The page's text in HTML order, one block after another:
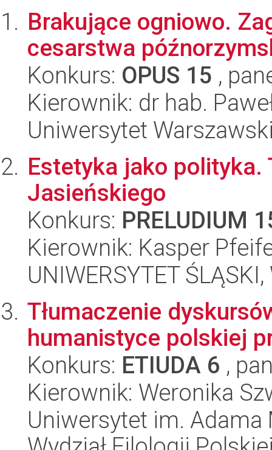
Brakujące ogniowo.
cesarstwa
Konkurs: OPUS 15 ,
Kierownik: dr hab.
Uniwersytet
Estetyka jako polityka.
Jasieńskiego
Konkurs: PRELUDIUM
Kierownik: Kasper
UNIWERSYTET
Tłumaczenie
humanistyce polskiej
Konkurs: ETIUDA 6 ,
Kierownik: Weronika
Uniwersytet im.